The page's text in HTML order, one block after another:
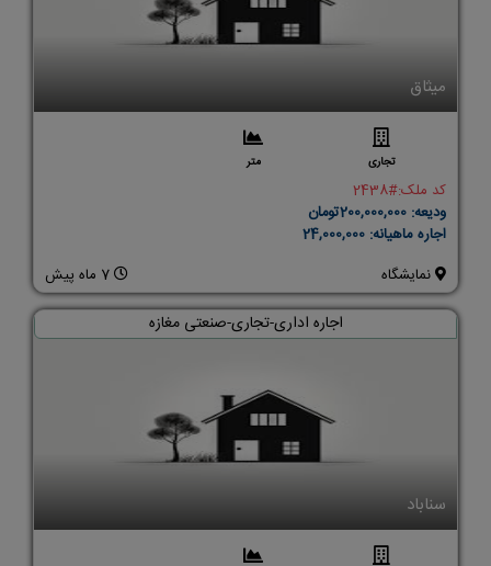
میثاق
تجاری متر
کد ملک:#2438
ودیعه:
اجاره ماهیانه:
7 ماه پیش
نمایشگاه
سناباد
اجاره اداری-تجاری-صنعتی مغازه